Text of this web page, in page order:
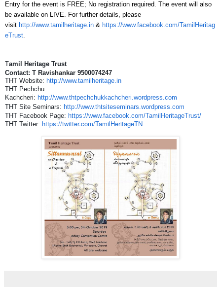
Entry for the event is FREE; No registration required. The event will also
be available on LIVE. For further details, please
visit http://www.tamilheritage.in & https://www.facebook.com/TamilHeritag
eTrust.
Tamil Heritage Trust
Contact: T Ravishankar 9500074247
THT Website: http://www.tamilheritage.in
THT Pechchu
Kachcheri: http://www.thtpechchukkachcheri.wordpress.com
THT Site Seminars: http://www.thtsiteseminars.wordpress.com
THT Facebook Page: https://www.facebook.com/TamilHeritageTrust/
THT Twitter: https://twitter.com/TamilHeritageTN